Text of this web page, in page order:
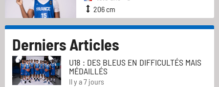
206 cm
Derniers Articles
U18 : DES BLEUS EN DIFFICULTÉS MAIS
MÉDAILLÉS
Il y a 7 jours